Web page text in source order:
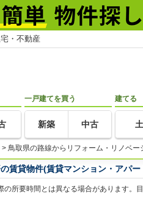
・不動産
一戸建てを買う
新築 中古
建てる
> 鳥取県の路線からリフォーム・リノベ
賃貸物件(賃貸マンション・アパ
所要時間とは異なる場合があります。